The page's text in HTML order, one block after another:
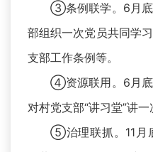
③条例联学。6月底
部组织一次党员共同学
支部工作条例等。
④资源联用。6月底
对村党支部“讲习堂”讲一
⑤治理联抓。11月